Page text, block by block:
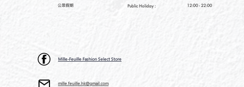
公眾假期 Public Holiday : 12:00 - 22:00
Mille-Feuille Fashion Select Store
mille.feuille.hk@gmail.com